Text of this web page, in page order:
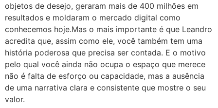
objetos de desejo, geraram mais de 400 milhões em
resultados e moldaram o mercado digital como
conhecemos hoje.Mas o mais importante é que Leandro
acredita que, assim como ele, você também tem uma
história poderosa que precisa ser contada. E o motivo
pelo qual você ainda não ocupa o espaço que merece
não é falta de esforço ou capacidade, mas a ausência
de uma narrativa clara e consistente que mostre o seu
valor.